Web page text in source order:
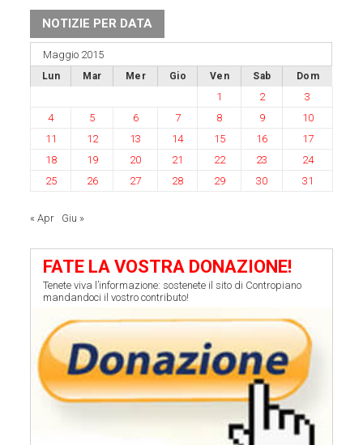
NOTIZIE PER DATA
Maggio 2015
Lun Mar Mer Gio Ven Sab Dom
1 2
3
4
5 6 7 8 9
10
11
12 13 14 15 16
17
18
19 20 21 22 23
24
25
26 27 28 29 30 31
« Apr Giu »
FATE LA VOSTRA DONAZIONE!
Tenete viva l’informazione: sostenete il sito di Contropiano
mandandoci il vostro contributo!